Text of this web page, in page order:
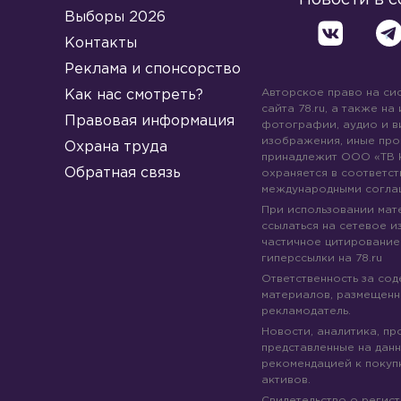
Выборы 2026
Контакты
Реклама и спонсорство
Как нас смотреть?
Правовая информация
Охрана труда
Обратная связь
Авторское право на
сайта 78.ru, а также на
фотографии, аудио и
изображения, иные
принадлежит ООО «ТВ
охраняется в
международными
При использовании
ссылаться на сетевое
частичное
гиперссылки на 78.ru
Ответственность за
материалов,
рекламодатель.
Новости, аналитика,
представленные на
рекомендацией к
активов.